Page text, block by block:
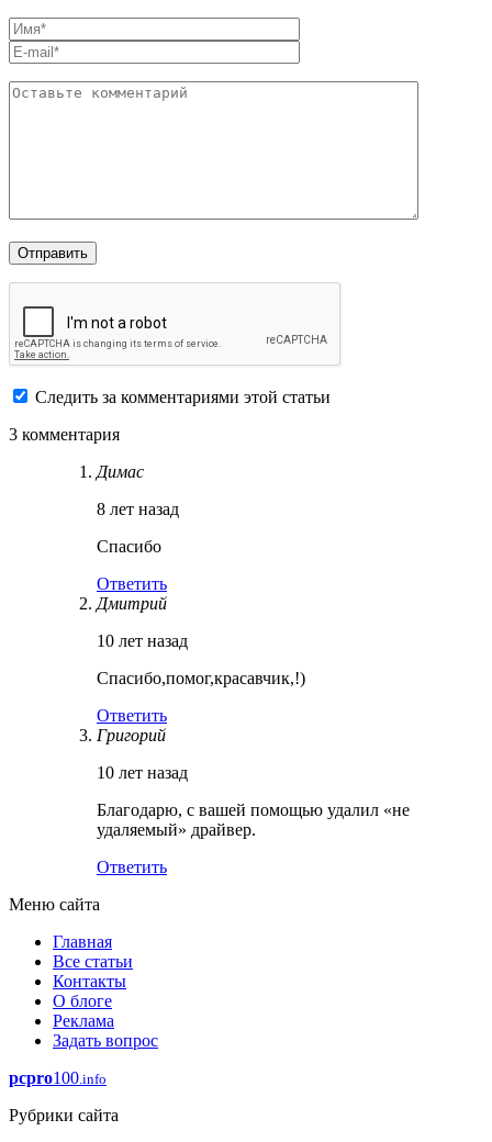
Следить за комментариями этой статьи
3 комментария
Димас
8 лет назад
Спасибо
Ответить
Дмитрий
10 лет назад
Спасибо,помог,красавчик,!)
Ответить
Григорий
10 лет назад
Благодарю, с вашей помощью удалил «не
удаляемый» драйвер.
Ответить
Меню сайта
Главная
Все статьи
Контакты
О блоге
Реклама
Задать вопрос
pcpro100.info
Рубрики сайта